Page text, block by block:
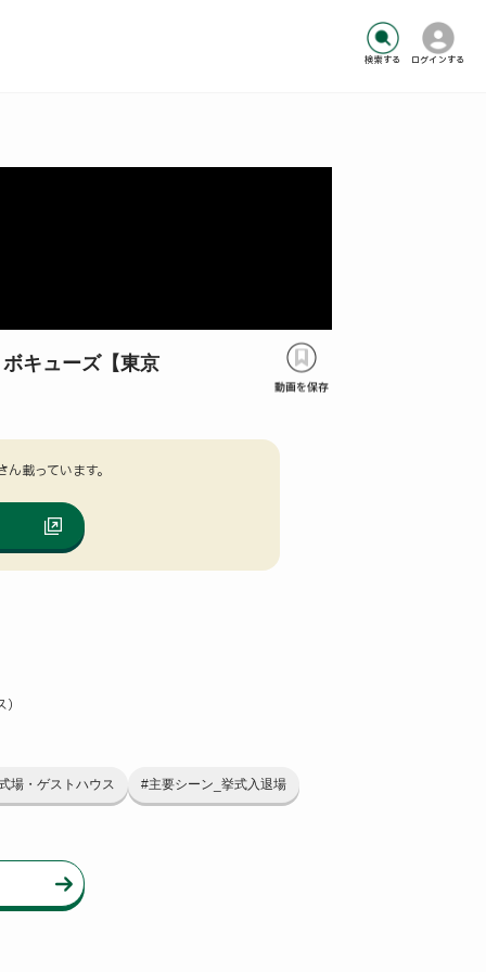
検索する ログインする
キューズ【東京
載っています。
場・ゲストハウス #主要シーン_挙式入退場